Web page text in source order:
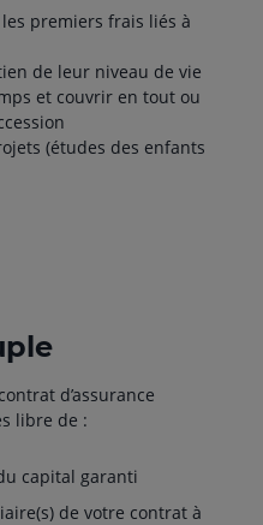
premiers frais liés à
de leur niveau de vie
et couvrir en tout ou
(études des enfants
d’assurance
libre de :
capital garanti
de votre contrat à